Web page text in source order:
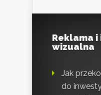
Reklama
wizualna
Jak
do